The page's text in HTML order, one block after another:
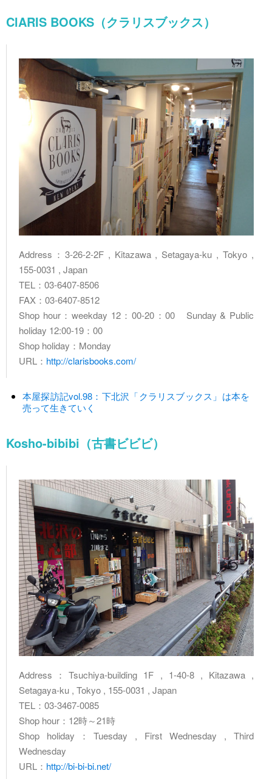
ClARIS BOOKS（クラリスブックス）
Address：3-26-2-2F , Kitazawa , Setagaya-ku , Tokyo ,
155-0031 , Japan
TEL：03-6407-8506
FAX：03-6407-8512
Shop hour：weekday 12：00-20：00 Sunday & Public
holiday 12:00-19：00
Shop holiday：Monday
URL： http://clarisbooks.com/
本屋探訪記vol.98：下北沢「クラリスブックス」は本を
売って生きていく
Kosho-bibibi（古書ビビビ）
Address：Tsuchiya-building 1F , 1-40-8 , Kitazawa ,
Setagaya-ku , Tokyo , 155-0031 , Japan
TEL：03-3467-0085
Shop hour：12時～21時
Shop holiday：Tuesday , First Wednesday , Third
Wednesday
URL： http://bi-bi-bi.net/